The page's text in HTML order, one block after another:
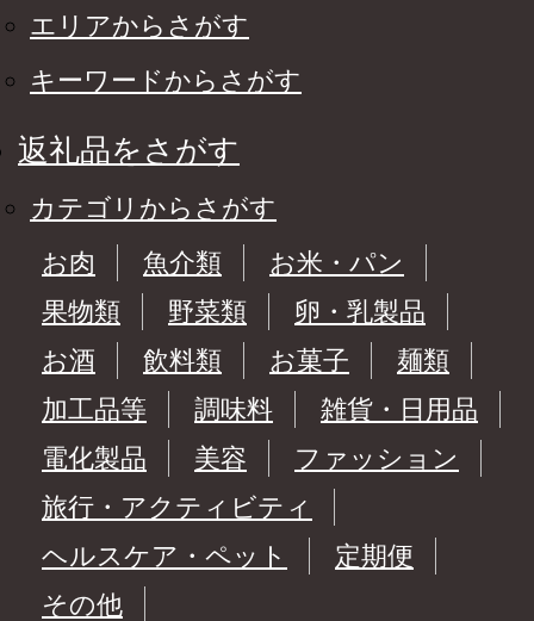
エリアからさがす
キーワードからさがす
返礼品をさがす
カテゴリからさがす
お肉
魚介類
お米・パン
果物類
野菜類
卵・乳製品
お酒
飲料類 お菓子
麺類
加工品等
調味料
雑貨・日用品
電化製品
美容
ファッション
旅行・アクティビティ
ヘルスケア・ペット
定期便
その他